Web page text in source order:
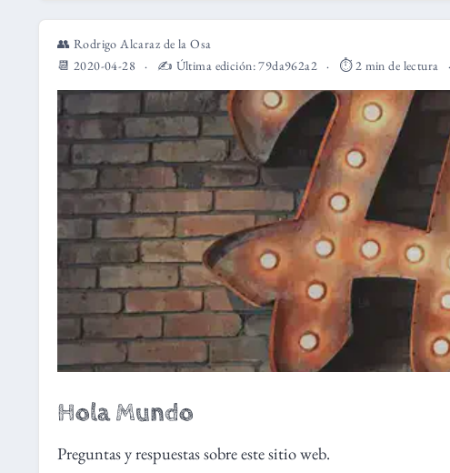
👥 Rodrigo Alcaraz de la Osa
📆 2020-04-28
✍️ Última edición:79da962a2 ⏱️ 2 min de lectura
Hola Mundo
Preguntas y respuestas sobre este sitio web.